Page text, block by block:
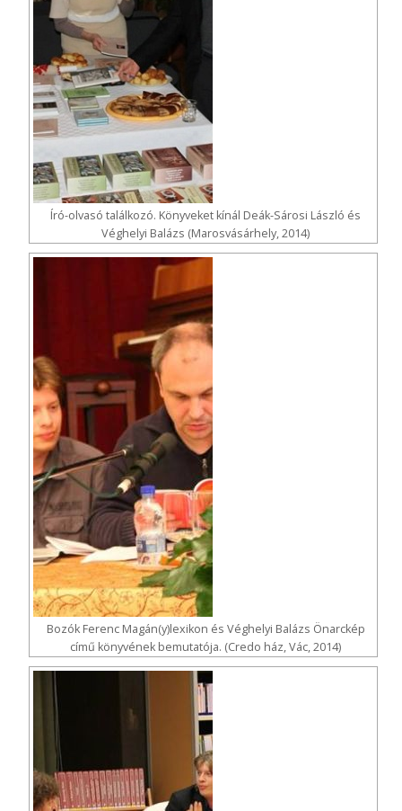
Író-olvasó találkozó. Könyveket kínál Deák-Sárosi László és
Véghelyi Balázs (Marosvásárhely, 2014)
Bozók Ferenc Magán(y)lexikon és Véghelyi Balázs Önarckép
című könyvének bemutatója. (Credo ház, Vác, 2014)